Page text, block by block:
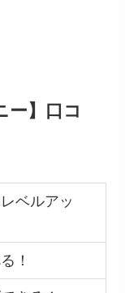
ー】口コ
ベルアッ
！